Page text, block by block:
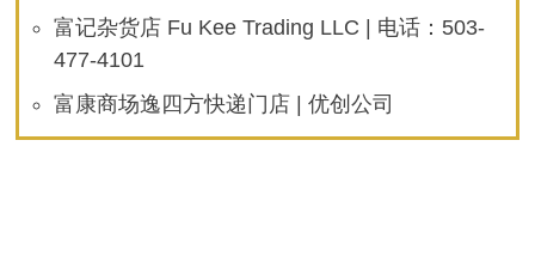
富记杂货店 Fu Kee Trading LLC | 电话：503-
477-4101
富康商场逸四方快递门店 | 优创公司